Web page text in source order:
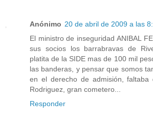
Anónimo 20 de abril de 2009 a las
El ministro de inseguridad ANIBAL
sus socios los barrabravas de
platita de la SIDE mas de 100 mil
las banderas, y pensar que somos
en el derecho de admisión, faltaba
Rodriguez, gran cometero...
Responder